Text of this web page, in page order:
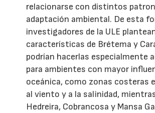
relacionarse con distintos
adaptación ambiental. De esta
investigadores de la ULE
características de Brétema y
podrían hacerlas especialmente
para ambientes con mayor
oceánica, como zonas costeras
al viento y a la salinidad,
Hedreira, Cobrancosa y Mansa